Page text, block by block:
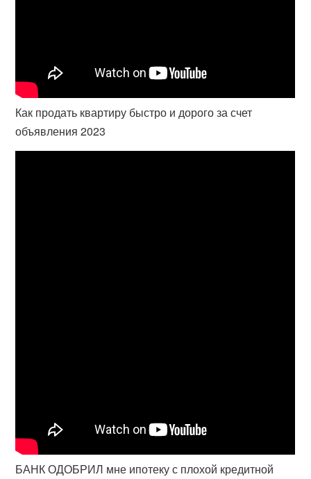
Как продать квартиру быстро и дорого за счет
объявления 2023
БАНК ОДОБРИЛ мне ипотеку с плохой кредитной